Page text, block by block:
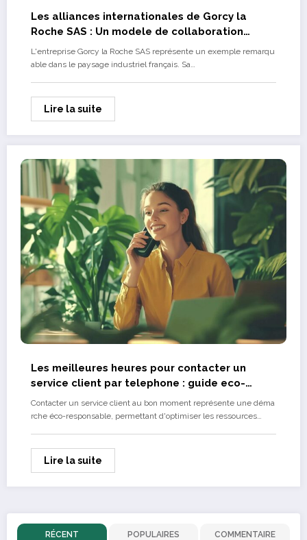
Les alliances internationales de Gorcy la
Roche SAS : Un modele de collaboration
industrielle
L'entreprise Gorcy la Roche SAS représente un exemple remarqu
able dans le paysage industriel français. Sa…
Lire la suite
Les meilleures heures pour contacter un
service client par telephone : guide eco-
responsable
Contacter un service client au bon moment représente une déma
rche éco-responsable, permettant d'optimiser les ressources…
Lire la suite
RÉCENT POPULAIRES COMMENTAIRE